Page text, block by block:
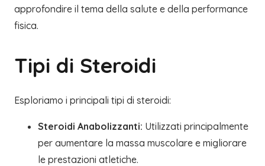
approfondire il tema della salute e della performance
fisica.
Tipi di Steroidi
Esploriamo i principali tipi di steroidi:
Steroidi Anabolizzanti: Utilizzati principalmente
per aumentare la massa muscolare e migliorare
le prestazioni atletiche.